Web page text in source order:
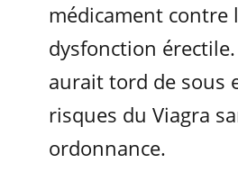
médicament contre
dysfonction
aurait tord de sous
risques du Viagra
ordonnance.